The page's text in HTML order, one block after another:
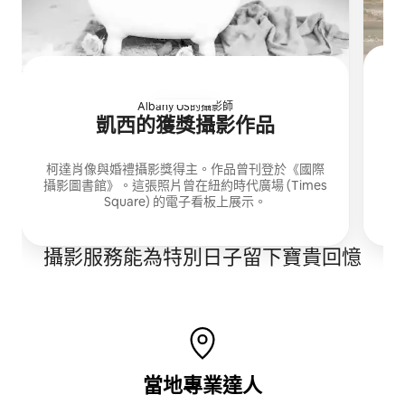
Albany US的攝影師
凱西的獲獎攝影作品
柯達肖像與婚禮攝影獎得主。作品曾刊登於《國際
攝影圖書館》。這張照片曾在紐約時代廣場 (Times
Square) 的電子看板上展示。
攝影服務能為特別日子留下寶貴回憶
當地專業達人